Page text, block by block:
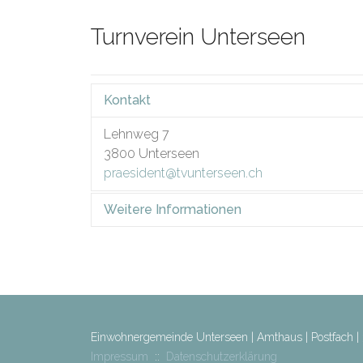
Turnverein Unterseen
Kontakt
Lehnweg 7
3800 Unterseen
praesident@tvunterseen.ch
Weitere Informationen
Einwohnergemeinde Unterseen | Amthaus | Postfach
Impressum :: Datenschutzerklärung